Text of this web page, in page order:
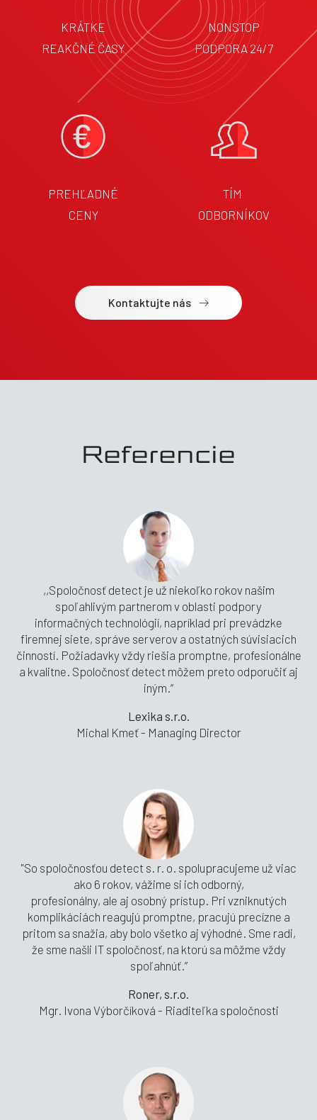
KRÁTKE
REAKČNÉ ČASY
NONSTOP
PODPORA 24/7
PREHĽADNÉ
CENY
TÍM
ODBORNÍKOV
Kontaktujte nás
Referencie
,,Spoločnosť detect je už niekoľko rokov našim
spoľahlivým partnerom v oblasti podpory
informačných technológií, napríklad pri prevádzke
firemnej siete, správe serverov a ostatných súvisiacich
činností. Požiadavky vždy riešia promptne, profesionálne
a kvalitne. Spoločnosť detect môžem preto odporučiť aj
iným.“
Lexika s.r.o.
Michal Kmeť - Managing Director
"So spoločnosťou detect s. r. o. spolupracujeme už viac
ako 6 rokov, vážime si ich odborný,
profesionálny, ale aj osobný prístup. Pri vzniknutých
komplikáciách reagujú promptne, pracujú precízne a
pritom sa snažia, aby bolo všetko aj výhodné. Sme radi,
že sme našli IT spoločnosť, na ktorú sa môžme vždy
spoľahnúť.”
Roner, s.r.o.
Mgr. Ivona Výborčíková - Riaditeľka spoločnosti